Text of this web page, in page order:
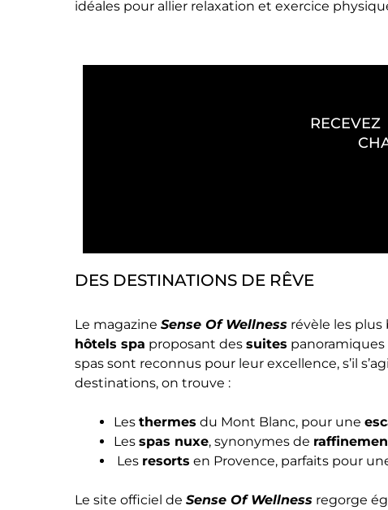
idéales pour allier relaxation et exercice
RECEVEZ
DES DESTINATIONS DE RÊVE
Le magazine Sense Of Wellness révèle les plus
hôtels spa proposant des suites
spas sont reconnus pour leur excellence, s’il
destinations, on trouve :
Les thermes du Mont Blanc, pour une
Les spas nuxe, synonymes de
Les resorts en Provence, parfaits pour
Le site officiel de Sense Of Wellness regorge